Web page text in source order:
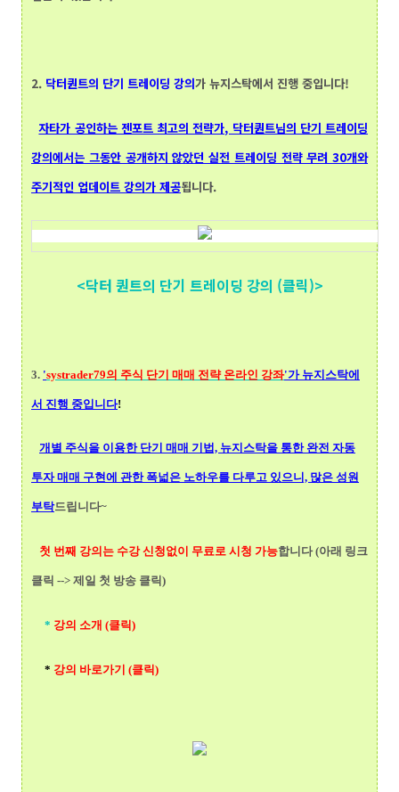
2. 닥터퀀트의 단기 트레이딩 강의가 뉴지스탁에서 진행 중입니다!
자타가 공인하는 젠포트 최고의 전략가, 닥터퀀트님의 단기 트레이딩
강의에서는 그동안 공개하지 않았던 실전 트레이딩 전략 무려 30개와
주기적인 업데이트 강의가 제공됩니다.
<닥터 퀀트의 단기 트레이딩 강의 (클릭)>
3. 'systrader79의 주식 단기 매매 전략 온라인 강좌'가 뉴지스탁에
서 진행 중입니다!
개별 주식을 이용한 단기 매매 기법, 뉴지스탁을 통한 완전 자동
투자 매매 구현에 관한 폭넓은 노하우를 다루고 있으니, 많은 성원
부탁드립니다~
첫 번째 강의는 수강 신청없이 무료로 시청 가능합니다 (아래 링크
클릭 --> 제일 첫 방송 클릭)
* 강의 소개 (클릭)
* 강의 바로가기 (클릭)